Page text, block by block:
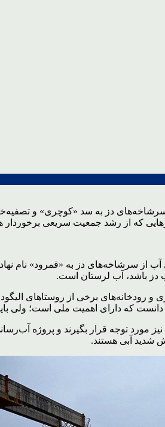
مترمکعب آب در سال از سرشاخه‌های دز
جمعیت سریعی برخوردار هستند عنوان شد و
از سرشاخه‌های دز به «قمرود» نام
دز باشد، آب لرستان است.
برخی از روستاهای
دانست که دارای اهمیت ملی است؛ ولی
مورد توجه قرار بگیرند و پروژه
شدید آبی هستند.